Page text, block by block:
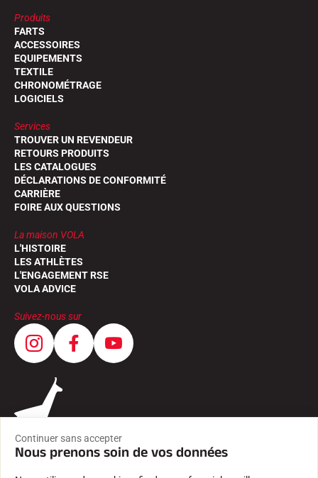
Produits
FARTS
ACCESSOIRES
EQUIPEMENTS
TEXTILE
CHRONOMÉTRAGE
LOGICIELS
Services
TROUVER UN REVENDEUR
RETOURS PRODUITS
LES CATALOGUES
DÉCLARATIONS DE CONFORMITÉ
CARRIÈRE
FOIRE AUX QUESTIONS
La maison VOLA
L'HISTOIRE
LES ATHLÈTES
L'ENGAGEMENT RSE
VOLA ADVICE
Suivez-nous sur
Continuer sans accepter
Nous prenons soin de vos données